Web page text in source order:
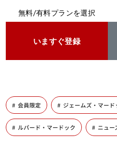
無料/有料プランを選択
いますぐ登録
会員限定 ジェームズ・マード
ルパード・マードック ニュー